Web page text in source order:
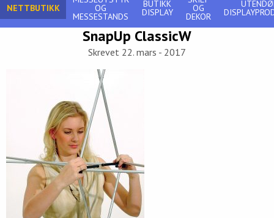
NETTBUTIKK OG
MESSESTANDS
BUTIKK
DISPLAY OG
DEKOR
SnapUp ClassicW
Skrevet 22. mars - 2017